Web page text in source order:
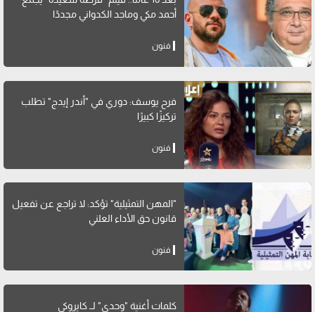
أحمد مكي وماجد الكدواني مجددًا
فنون
فرح يوسف: دوري في "أندر إيدج" تطلب
تركيزًا كبيرًا
فنون
"المهن التمثيلية" تؤكد: لا تراجع عن تفعيل
قانون حق الأداء العلني
فنون
كلمات أغنية "وحدي" لــ كايروكي